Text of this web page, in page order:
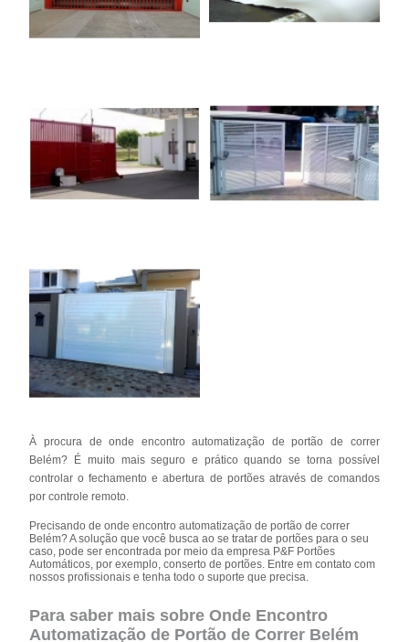
À procura de onde encontro automatização de portão de correr
Belém? É muito mais seguro e prático quando se torna possível
controlar o fechamento e abertura de portões através de comandos
por controle remoto.
Precisando de onde encontro automatização de portão de correr
Belém? A solução que você busca ao se tratar de portões para o seu
caso, pode ser encontrada por meio da empresa P&F Portões
Automáticos, por exemplo, conserto de portões. Entre em contato com
nossos profissionais e tenha todo o suporte que precisa.
Para saber mais sobre Onde Encontro
Automatização de Portão de Correr Belém